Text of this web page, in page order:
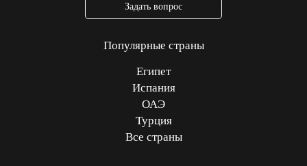
Задать вопрос
Популярные страны
Египет
Испания
ОАЭ
Турция
Все страны